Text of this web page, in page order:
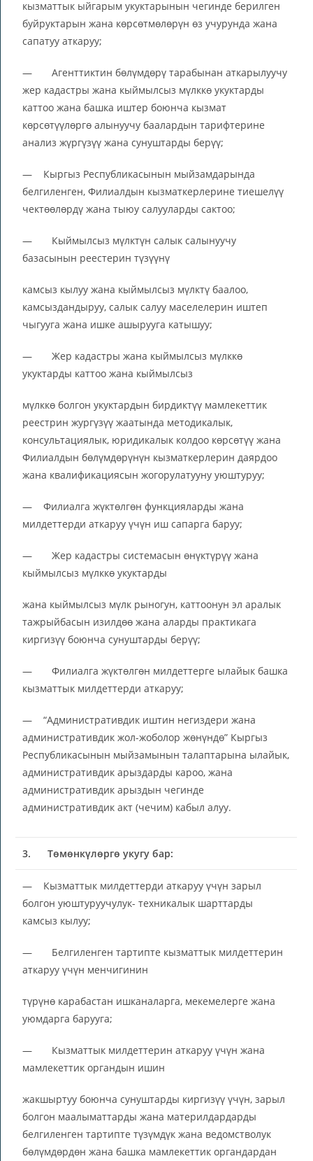
кызматтык ыйгарым укуктарынын чегинде берилген
буйруктарын жана көрсөтмөлөрүн өз учурунда жана
сапатуу аткаруу;
— Агенттиктин бөлүмдөрү тарабынан аткарылуучу
жер кадастры жана кыймылсыз мүлккө укуктарды
каттоо жана башка иштер боюнча кызмат
көрсөтүүлөргө алынуучу баалардын тарифтерине
анализ жүргүзүү жана сунуштарды берүү;
— Кыргыз Республикасынын мыйзамдарында
белгиленген, Филиалдын кызматкерлерине тиешелүү
чектөөлөрдү жана тыюу салууларды сактоо;
— Кыймылсыз мүлктүн салык салынуучу
базасынын реестерин түзүүнү
камсыз кылуу жана кыймылсыз мүлктү баалоо,
камсыздандыруу, салык салуу маселелерин иштеп
чыгууга жана ишке ашырууга катышуу;
— Жер кадастры жана кыймылсыз мүлккө
укуктарды каттоо жана кыймылсыз
мүлккө болгон укуктардын бирдиктүү мамлекеттик
реестрин жургүзүү жаатында методикалык,
консультациялык, юридикалык колдоо көрсөтүү жана
Филиалдын бөлүмдөрүнүн кызматкерлерин даярдоо
жана квалификациясын жогорулатууну уюштуруу;
— Филиалга жүктөлгөн функцияларды жана
милдеттерди аткаруу үчүн иш сапарга баруу;
— Жер кадастры системасын өнүктүрүү жана
кыймылсыз мүлккө укуктарды
жана кыймылсыз мүлк рыногун, каттоонун эл аралык
тажрыйбасын изилдөө жана аларды практикага
киргизүү боюнча сунуштарды берүү;
— Филиалга жүктөлгөн милдеттерге ылайык башка
кызматтык милдеттерди аткаруу;
— “Административдик иштин негиздери жана
административдик жол-жоболор жөнүндө” Кыргыз
Республикасынын мыйзамынын талаптарына ылайык,
административдик арыздарды кароо, жана
административдик арыздын чегинде
административдик акт (чечим) кабыл алуу.
3.Төмөнкүлөргө укугу бар:
— Кызматтык милдеттерди аткаруу үчүн зарыл
болгон уюштуруучулук- техникалык шарттарды
камсыз кылуу;
— Белгиленген тартипте кызматтык милдеттерин
аткаруу үчүн менчигинин
түрүнө карабастан ишканаларга, мекемелерге жана
уюмдарга барууга;
— Кызматтык милдеттерин аткаруу үчүн жана
мамлекеттик органдын ишин
жакшыртуу боюнча сунуштарды киргизүү үчүн, зарыл
болгон маалыматтарды жана материлдардарды
белгиленген тартипте түзүмдүк жана ведомстволук
бөлүмдөрдөн жана башка мамлекеттик органдардан